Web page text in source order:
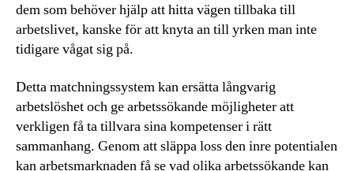
dem som behöver hjälp att hitta vägen tillbaka till
arbetslivet, kanske för att knyta an till yrken man inte
tidigare vågat sig på.
Detta matchningssystem kan ersätta långvarig
arbetslöshet och ge arbetssökande möjligheter att
verkligen få ta tillvara sina kompetenser i rätt
sammanhang. Genom att släppa loss den inre potentialen
kan arbetsmarknaden få se vad olika arbetssökande kan